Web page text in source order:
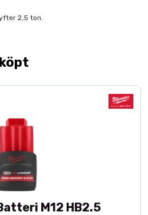
2,5 ton.
M12 HB2.5